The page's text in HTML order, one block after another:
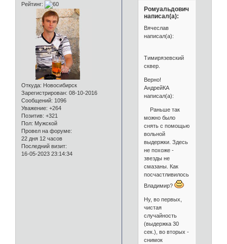
Рейтинг:
Откуда: Новосибирск
Зарегистрирован: 08-10-2016
Сообщений: 1096
Уважение: +264
Позитив: +321
Пол: Мужской
Провел на форуме:
22 дня 12 часов
Последний визит:
16-05-2023 23:14:34
Ромуальдович
написал(а):
Вячеслав
написал(а):
Тимирязевский
сквер.
Верно!
АндрейКА
написал(а):
Раньше так
можно было
снять с помощью
вольной
выдержки. Здесь
не похоже -
звезды не
смазаны. Как
посчастливилось,
Владимир?
Ну, во первых,
чистая
случайность
(выдержка 30
сек.), во вторых -
снимок